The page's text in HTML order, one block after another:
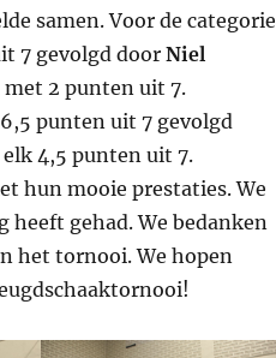
samen. Voor de categorie
7 gevolgd door Niel
met 2 punten uit 7.
punten uit 7 gevolgd
4,5 punten uit 7.
hun mooie prestaties. We
heeft gehad. We bedanken
het tornooi. We hopen